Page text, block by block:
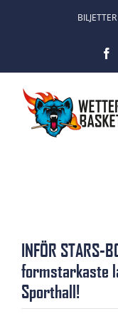
BILJETTER
större
bild
INFÖR STARS-
formstarkaste
Sporthall!